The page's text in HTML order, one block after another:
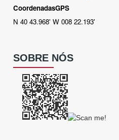
CoordenadasGPS
N 40 43.968' W 008 22.193'
SOBRE NÓS